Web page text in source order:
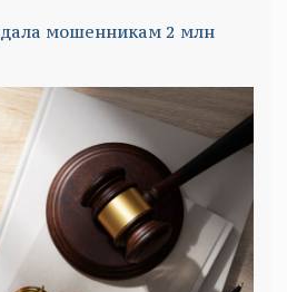
мошенникам 2 млн